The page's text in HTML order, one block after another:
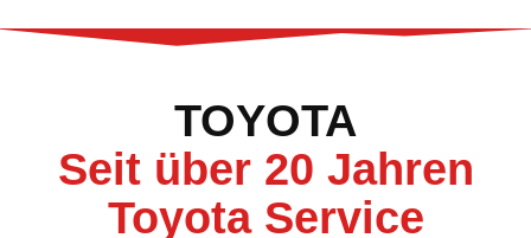
TOYOTA
Seit über 20 Jahren
Toyota Service